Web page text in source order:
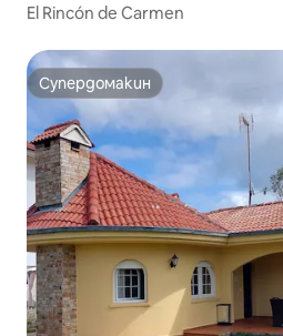
El Rincón de Carmen
Супердомакин
Супердомакин